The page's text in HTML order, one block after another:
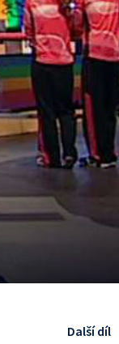
Další díl